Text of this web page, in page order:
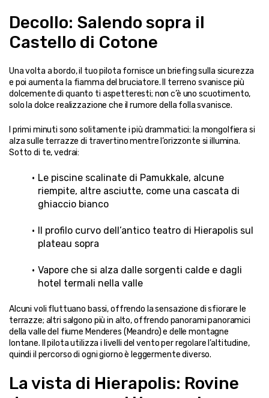
Decollo: Salendo sopra il
Castello di Cotone
Una volta a bordo, il tuo pilota fornisce un briefing sulla sicurezza
e poi aumenta la fiamma del bruciatore. Il terreno svanisce più
dolcemente di quanto ti aspetteresti; non c’è uno scuotimento,
solo la dolce realizzazione che il rumore della folla svanisce.
I primi minuti sono solitamente i più drammatici: la mongolfiera si
alza sulle terrazze di travertino mentre l’orizzonte si illumina.
Sotto di te, vedrai:
Le piscine scalinate di Pamukkale, alcune
riempite, altre asciutte, come una cascata di
ghiaccio bianco
Il profilo curvo dell’antico teatro di Hierapolis sul
plateau sopra
Vapore che si alza dalle sorgenti calde e dagli
hotel termali nella valle
Alcuni voli fluttuano bassi, offrendo la sensazione di sfiorare le
terrazze; altri salgono più in alto, offrendo panorami panoramici
della valle del fiume Menderes (Meandro) e delle montagne
lontane. Il pilota utilizza i livelli del vento per regolare l’altitudine,
quindi il percorso di ogni giorno è leggermente diverso.
La vista di Hierapolis: Rovine